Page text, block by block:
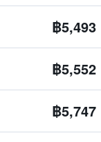
฿5,493
฿5,552
฿5,747